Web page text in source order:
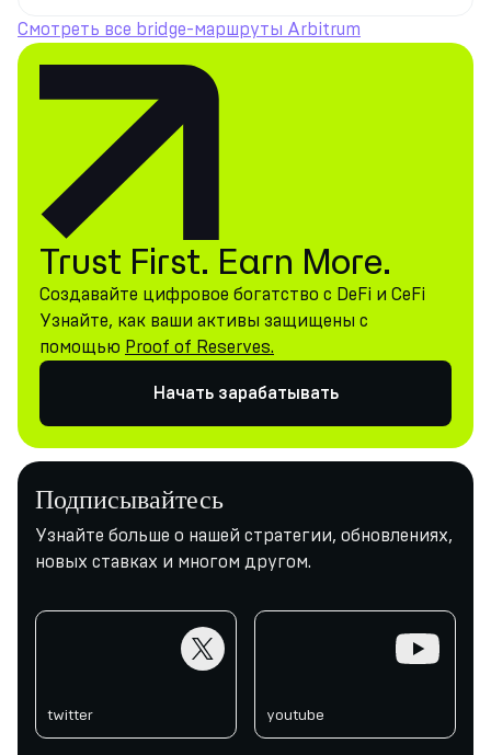
Смотреть все bridge-маршруты Arbitrum
Trust First. Earn More.
Создавайте цифровое богатство с DeFi и CeFi
Узнайте, как ваши активы защищены с
помощью Proof of Reserves.
Начать зарабатывать
Подписывайтесь
Узнайте больше о нашей стратегии, обновлениях,
новых ставках и многом другом.
twitter youtube